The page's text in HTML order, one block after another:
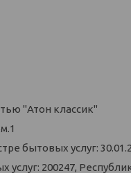
"Атон классик"
бытовых услуг:
200247,